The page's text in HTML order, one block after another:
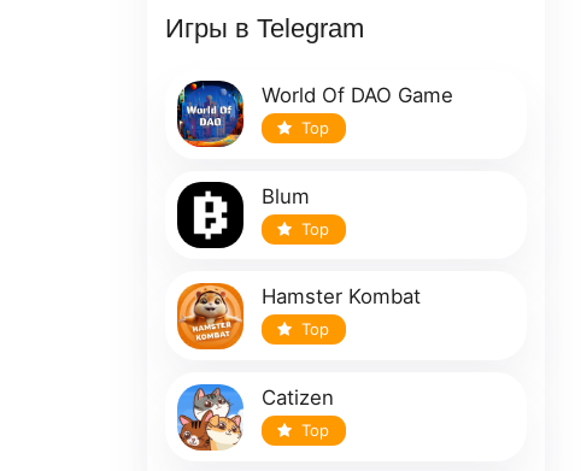
Игры в Telegram
World Of DAO Game
Top
Blum
Top
Hamster Kombat
Top
Catizen
Top